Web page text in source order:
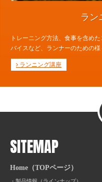
ラン
トレーニング方法、食事を含め
バイスなど、ランナーのための様
ランニング講座
SITEMAP
Home（TOPページ）